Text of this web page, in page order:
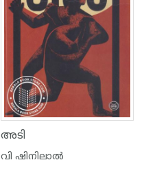
അടി
വി ഷിനിലാല്‍